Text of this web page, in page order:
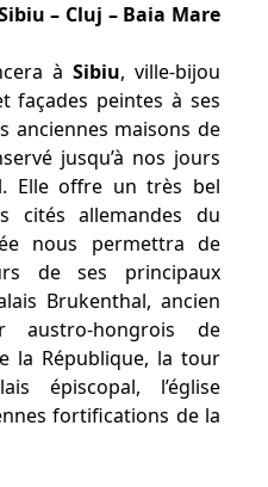
– Cluj – Baia Mare
à Sibiu, ville-bijou
façades peintes à ses
anciennes maisons de
jusqu’à nos jours
Elle offre un très bel
cités allemandes du
nous permettra de
de ses principaux
Brukenthal, ancien
austro-hongrois de
la République, la tour
épiscopal, l’église
fortifications de la